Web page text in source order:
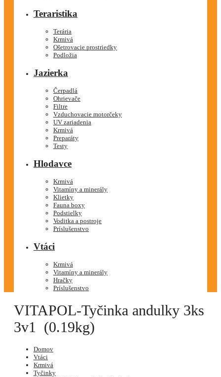
Teraristika
Terária
Krmivá
Ošetrovacie prostriedky
Podložia
Jazierka
Čerpadlá
Ohrievače
Filtre
Vzduchovacie motorčeky
UV zariadenia
Krmivá
Preparáty
Testy
Hlodavce
Krmivá
Vitamíny a minerály
Klietky
Fauna boxy
Podstielky
Voditka a postroje
Príslušenstvo
Vtáci
Krmivá
Vitamíny a minerály
Hračky
Príslušenstvo
VITAPOL-Tyčinka andulky 3ks
3v1 (0.19kg)
Domov
Vtáci
Krmivá
Tyčinky